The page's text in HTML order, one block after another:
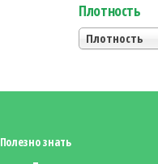
Плотность
Плотность
Полезно знать